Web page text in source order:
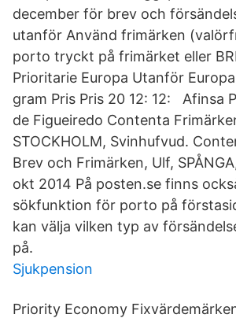
december för brev och
utanför Använd frimärken
porto tryckt på frimärket eller
Prioritarie Europa Utanför
gram Pris Pris 20 12: 12: Afinsa
de Figueiredo Contenta
STOCKHOLM, Svinhufvud.
Brev och Frimärken, Ulf,
okt 2014 På posten.se finns
sökfunktion för porto på
kan välja vilken typ av
på.
Sjukpension
Priority Economy